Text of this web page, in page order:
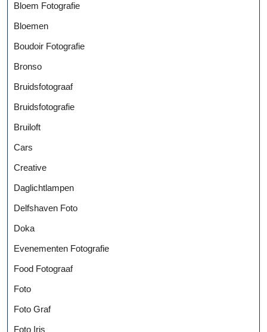
Bloem Fotografie
Bloemen
Boudoir Fotografie
Bronso
Bruidsfotograaf
Bruidsfotografie
Bruiloft
Cars
Creative
Daglichtlampen
Delfshaven Foto
Doka
Evenementen Fotografie
Food Fotograaf
Foto
Foto Graf
Foto Iris